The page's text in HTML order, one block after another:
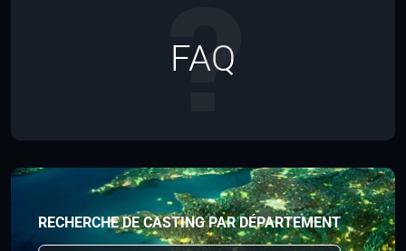
FAQ
RECHERCHE DE CASTING PAR DÉPARTEMENT